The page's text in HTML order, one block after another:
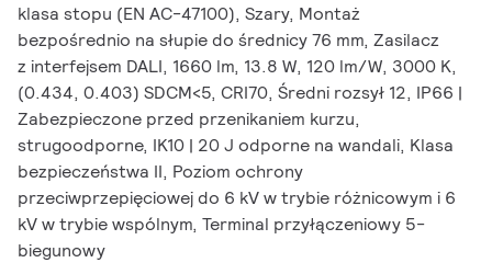
klasa stopu (EN AC-47100), Szary, Montaż
bezpośrednio na słupie do średnicy 76 mm, Zasilacz
z interfejsem DALI, 1660 lm, 13.8 W, 120 lm/W, 3000 K,
(0.434, 0.403) SDCM<5, CRI70, Średni rozsył 12, IP66 |
Zabezpieczone przed przenikaniem kurzu,
strugoodporne, IK10 | 20 J odporne na wandali, Klasa
bezpieczeństwa II, Poziom ochrony
przeciwprzepięciowej do 6 kV w trybie różnicowym i 6
kV w trybie wspólnym, Terminal przyłączeniowy 5-
biegunowy